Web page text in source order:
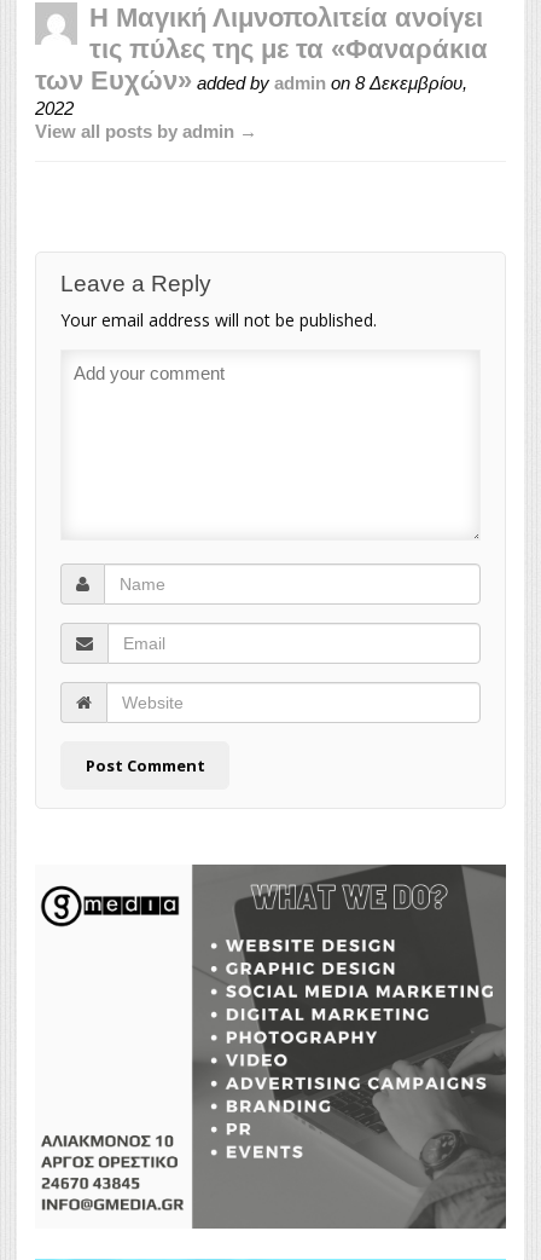
Η Μαγική Λιμνοπολιτεία ανοίγει
τις πύλες της με τα «Φαναράκια
των Ευχών» added by admin on 8 Δεκεμβρίου,
2022
View all posts by admin →
Leave a Reply
Your email address will not be published.